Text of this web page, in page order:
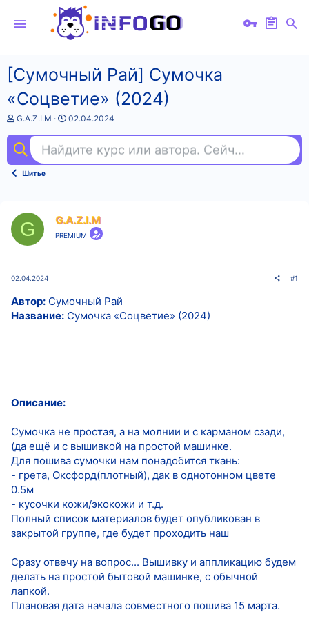
[Сумочный Рай] Сумочка
«Соцветие» (2024)
А
т
о
т
G.A.Z.I.M
Д
а
н
а
02.04.2024
Найдите курс или автора. Сейчас ищут
Шитье
G G.A.Z.I.M
PREMIUM
02.04.2024 #1
Автор: Сумочный Рай
Название: Сумочка «Соцветие» (2024)
Описание:
Сумочка не простая, а на молнии и с карманом сзади,
(да ещё и с вышивкой на простой машинке.
Для пошива сумочки нам понадобится ткань:
- грета, Оксфорд(плотный), дак в однотонном цвете
0.5м
- кусочки кожи/экокожи и т.д.
Полный список материалов будет опубликован в
закрытой группе, где будет проходить наш
Сразу отвечу на вопрос... Вышивку и аппликацию будем
делать на простой бытовой машинке, с обычной
лапкой.
Плановая дата начала совместного пошива 15 марта.